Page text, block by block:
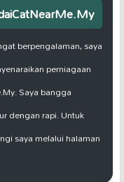
berpengalaman, saya
perniagaan
Saya bangga
dengan rapi. Untuk
saya melalui halaman